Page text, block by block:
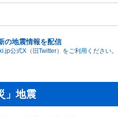
の地震情報を配信
公式X（旧Twitter）をご利用ください。
」地震